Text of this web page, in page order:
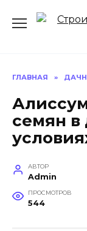
ГЛАВНАЯ »
семян
АВТОР
Admin
ПРОСМОТРОВ
544